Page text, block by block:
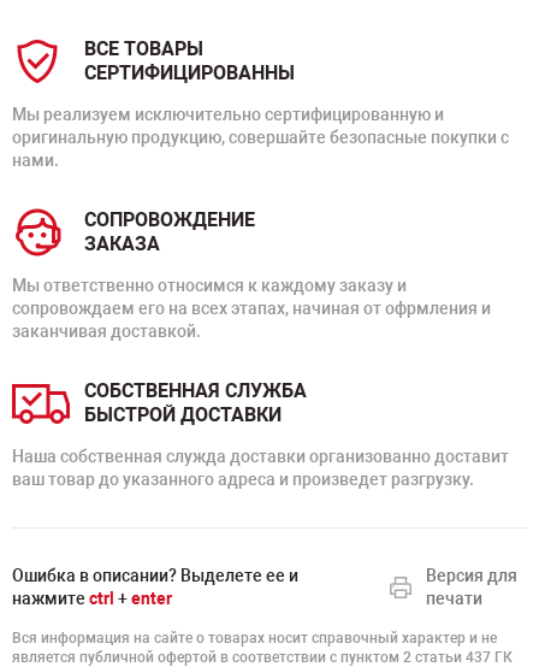
ВСЕ ТОВАРЫ
СЕРТИФИЦИРОВАННЫ
Мы реализуем исключительно сертифицированную и
оригинальную продукцию, совершайте безопасные покупки с
нами.
СОПРОВОЖДЕНИЕ
ЗАКАЗА
Мы ответственно относимся к каждому заказу и
сопровождаем его на всех этапах, начиная от офрмления и
заканчивая доставкой.
СОБСТВЕННАЯ СЛУЖБА
БЫСТРОЙ ДОСТАВКИ
Наша собственная служда доставки организованно доставит
ваш товар до указанного адреса и произведет разгрузку.
Ошибка в описании? Выделете ее и
нажмите ctrl +enter
Версия для
печати
Вся информация на сайте о товарах носит справочный характер и не
является публичной офертой в соответствии с пунктом 2 статьи 437 ГК